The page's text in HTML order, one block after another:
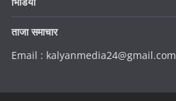
ताजा समाचार
Email : kalyanmedia24@gmail.com